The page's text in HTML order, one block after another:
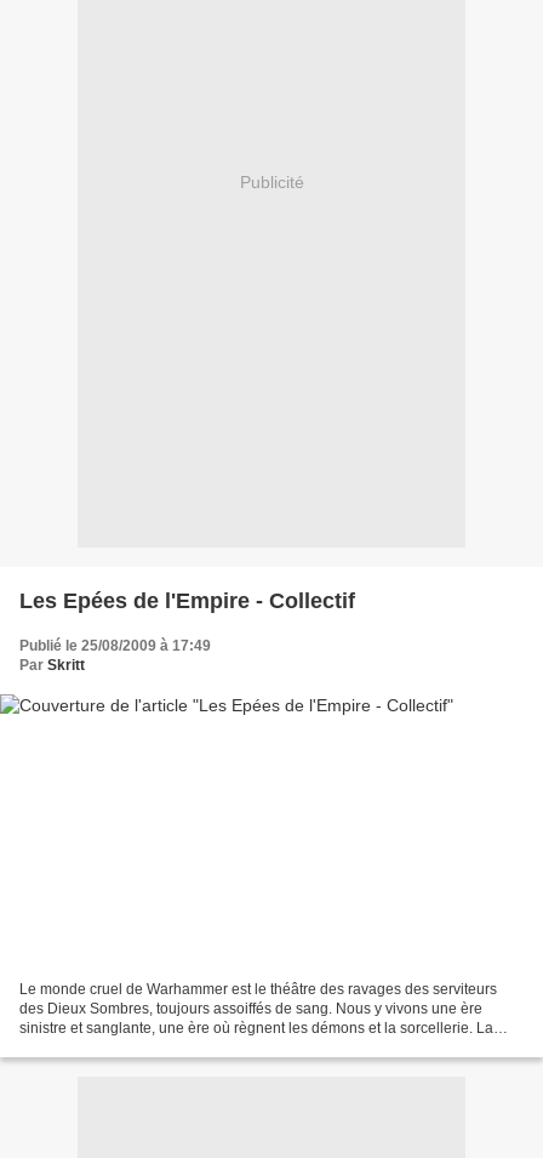
Publicité
Les Epées de l'Empire - Collectif
Publié le 25/08/2009 à 17:49
Par Skritt
Le monde cruel de Warhammer est le théâtre des ravages des serviteurs
des Dieux Sombres, toujours assoiffés de sang. Nous y vivons une ère
sinistre et sanglante, une ère où règnent les démons et la sorcellerie. La